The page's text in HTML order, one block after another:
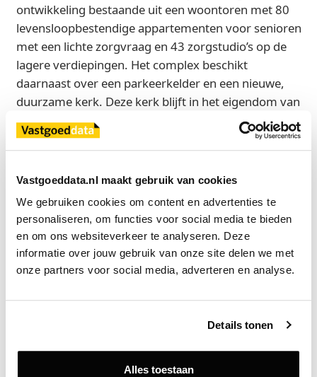
Vastgoeddata.nl maakt gebruik van cookies
We gebruiken cookies om content en advertenties te
personaliseren, om functies voor social media te bieden
en om ons websiteverkeer te analyseren. Deze
informatie over jouw gebruik van onze site delen we met
onze partners voor social media, adverteren en analyse.
Details tonen
Alles toestaan
ontwikkeling bestaande uit een woontoren met 80
levensloopbestendige appartementen voor senioren
met een lichte zorgvraag en 43 zorgstudio’s op de
lagere verdiepingen. Het complex beschikt
daarnaast over een parkeerkelder en een nieuwe,
duurzame kerk. Deze kerk blijft in het eigendom van
NGK Eindhoven - Jacobuskerk.
In de plint van het gebouw komen
Futura Zorg zal in het complex de 24-uurszorg en
dagbesteding voor de bewoners faciliteren.
Bron
Sonneborgh
Exclusief voor licentiehouders
Zie direct welke partijen en panden betrokken zijn bij dit nieuws.
Deze informatie is alleen beschikbaar voor licentiehouders van